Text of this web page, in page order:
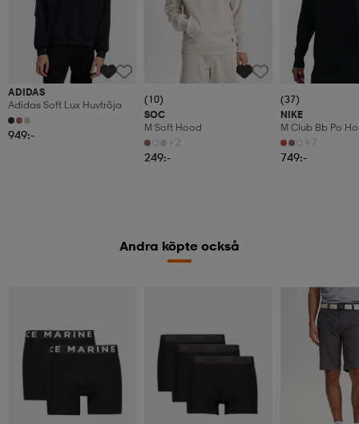
ADIDAS
Adidas Soft Lux Huvtröja
949:-
(10)
SOC
M Soft Hood
+2
249:-
(37)
NIKE
M Club Bb Po
+7
749:-
Andra köpte också